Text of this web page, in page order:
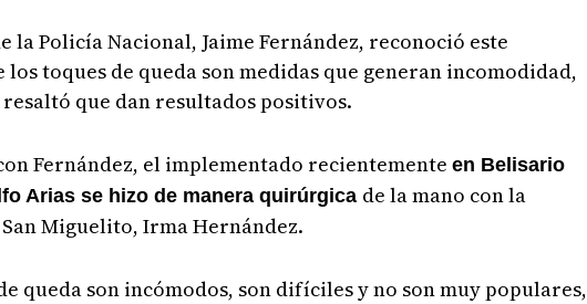
la Policía Nacional, Jaime Fernández, reconoció este
los toques de queda son medidas que generan incomodidad,
que dan resultados positivos.
Fernández, el implementado recientemente en Belisario
Arias se hizo de manera quirúrgica de la mano con la
Miguelito, Irma Hernández.
queda son incómodos, son difíciles y no son muy populares,